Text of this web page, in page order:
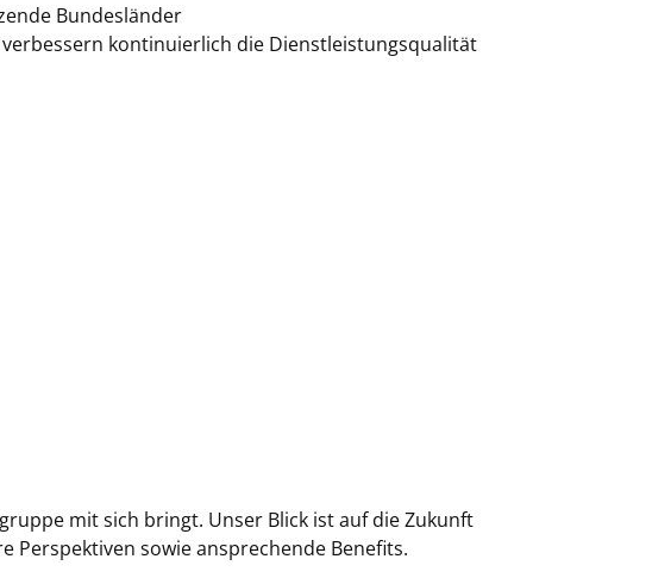
Bundesländer
kontinuierlich die Dienstleistungsqualität
mit sich bringt. Unser Blick ist auf die Zukunft
sowie ansprechende Benefits.